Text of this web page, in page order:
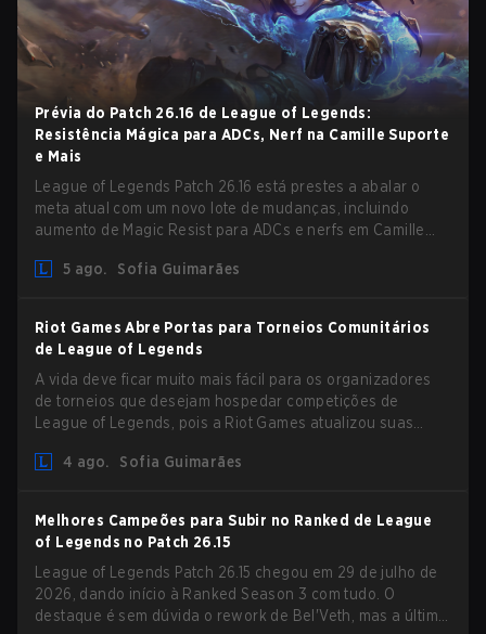
Prévia do Patch 26.16 de League of Legends:
Resistência Mágica para ADCs, Nerf na Camille Suporte
e Mais
League of Legends Patch 26.16 está prestes a abalar o
meta atual com um novo lote de mudanças, incluindo
aumento de Magic Resist para ADCs e nerfs em Camille
5 ago.
Sofia Guimarães
Riot Games Abre Portas para Torneios Comunitários
de League of Legends
A vida deve ficar muito mais fácil para os organizadores
de torneios que desejam hospedar competições de
League of Legends, pois a Riot Games atualizou suas
removem várias restrições desatualizadas.
4 ago. Sofia Guimarães
Melhores Campeões para Subir no Ranked de League
of Legends no Patch 26.15
League of Legends Patch 26.15 chegou em 29 de julho de
2026, dando início à Ranked Season 3 com tudo. O
destaque é sem dúvida o rework de Bel'Veth, mas a última